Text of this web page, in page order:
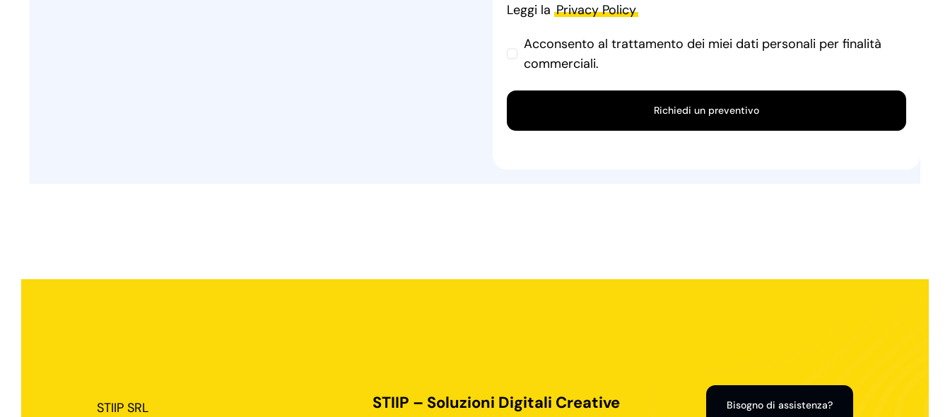
Leggi laPrivacy Policy
Acconsento al trattamento dei miei dati personali per finalità
commerciali.
Richiedi un preventivo
STIIP SRL STIIP – Soluzioni Digitali Creative Bisogno di assistenza?